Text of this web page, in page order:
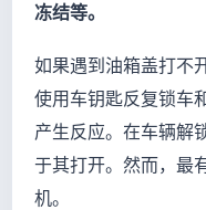
冻结等。
如果遇到油箱盖打不
使用车钥匙反复锁车
产生反应。在车辆解
于其打开。然而，最
机。